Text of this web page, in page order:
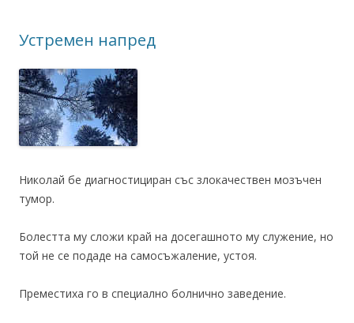
Устремен напред
Николай бе диагностициран със злокачествен мозъчен
тумор.
Болестта му сложи край на досегашното му служение, но
той не се подаде на самосъжаление, устоя.
Преместиха го в специално болнично заведение.